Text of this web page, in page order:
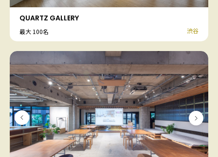
QUARTZ GALLERY
最大 100名 渋谷